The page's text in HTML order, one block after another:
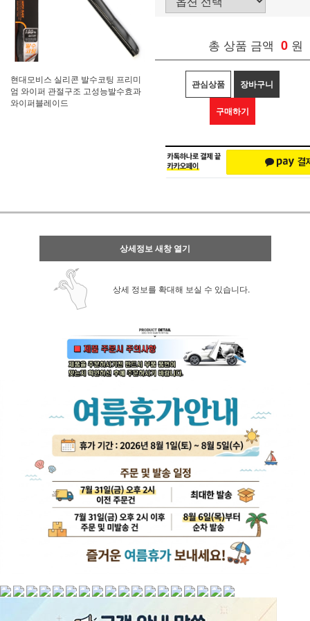
현대모비스 실리콘 발수코팅 프리미
엄 와이퍼 관절구조 고성능발수효과
와이퍼블레이드
총 상품 금액 0 원
관심상품 장바구니
구매하기
상세정보 새창 열기
상세 정보를 확대해 보실 수 있습니다.